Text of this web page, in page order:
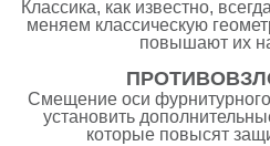
Классика, как известно,
меняем классическую
повышают их
Смещение оси
установить
которые повысят